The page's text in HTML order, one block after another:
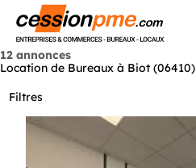
12 annonces
Location de Bureaux à Biot (06410)
Filtres